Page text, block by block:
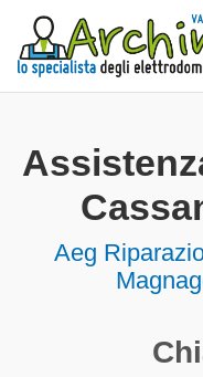
Aeg